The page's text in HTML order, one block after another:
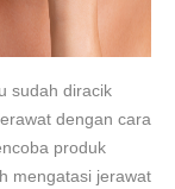
sudah diracik
dengan cara
produk
mengatasi jerawat